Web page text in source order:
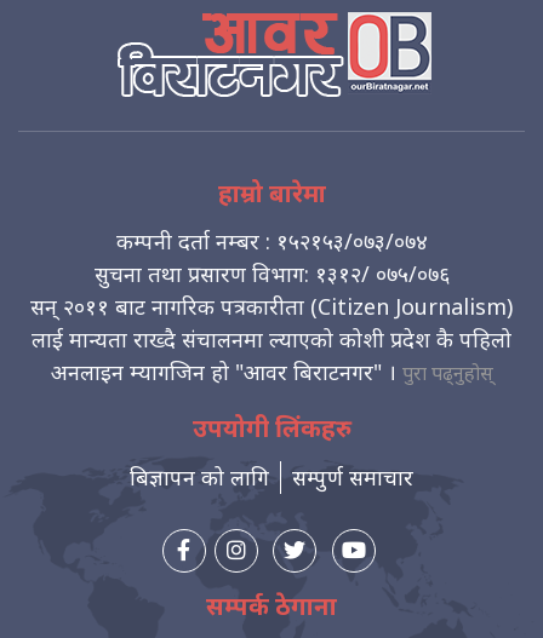
हाम्रो बारेमा
कम्पनी दर्ता नम्बर : १५२१५३/०७३/०७४
सुचना तथा प्रसारण विभाग: १३१२/ ०७५/०७६
सन् २०११ बाट नागरिक पत्रकारीता (Citizen Journalism)
लाई मान्यता राख्दै संचालनमा ल्याएको कोशी प्रदेश कै पहिलो
अनलाइन म्यागजिन हो "आवर बिराटनगर" । पुरा पढ्नुहोस्
उपयोगी लिंकहरु
बिज्ञापन को लागि सम्पुर्ण समाचार
सम्पर्क ठेगाना